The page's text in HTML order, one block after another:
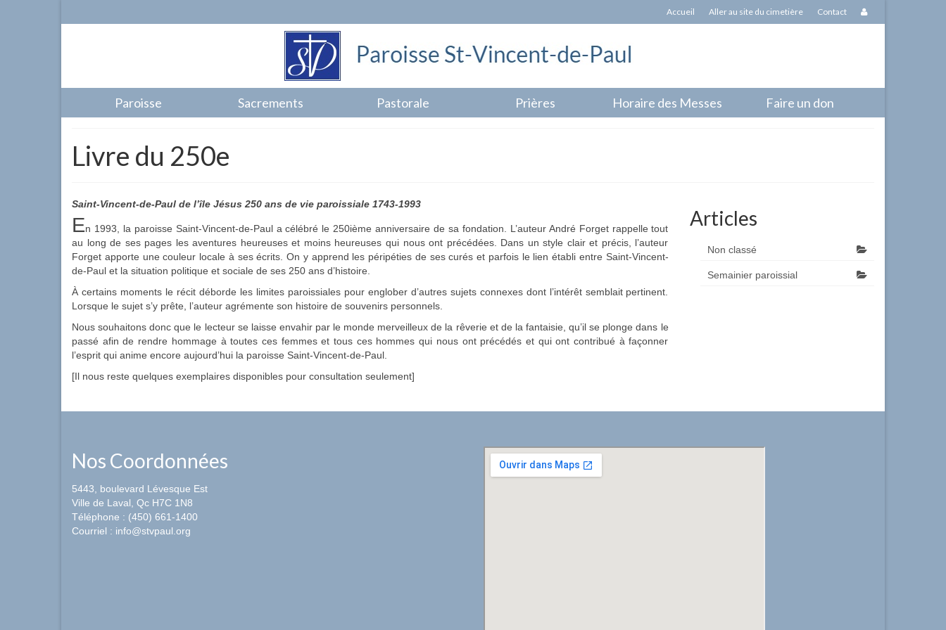
Accueil Aller au site du cimetière Contact
Paroisse Sacrements Pastorale Prières Horaire des Messes Faire un don
Livre du 250e
Saint-Vincent-de-Paul de l’île Jésus 250 ans de vie paroissiale 1743-1993
En 1993, la paroisse Saint-Vincent-de-Paul a célébré le 250ième anniversaire de sa fondation. L’auteur André Forget rappelle tout
au long de ses pages les aventures heureuses et moins heureuses qui nous ont précédées. Dans un style clair et précis, l’auteur
Forget apporte une couleur locale à ses écrits. On y apprend les péripéties de ses curés et parfois le lien établi entre Saint-Vincent-
de-Paul et la situation politique et sociale de ses 250 ans d’histoire.
À certains moments le récit déborde les limites paroissiales pour englober d’autres sujets connexes dont l’intérêt semblait pertinent.
Lorsque le sujet s’y prête, l’auteur agrémente son histoire de souvenirs personnels.
Nous souhaitons donc que le lecteur se laisse envahir par le monde merveilleux de la rêverie et de la fantaisie, qu’il se plonge dans le
passé afin de rendre hommage à toutes ces femmes et tous ces hommes qui nous ont précédés et qui ont contribué à façonner
l’esprit qui anime encore aujourd’hui la paroisse Saint-Vincent-de-Paul.
[Il nous reste quelques exemplaires disponibles pour consultation seulement]
Articles
Non classé
Semainier paroissial
Nos Coordonnées
5443, boulevard Lévesque Est
Ville de Laval, Qc H7C 1N8
Téléphone : (450) 661-1400
Courriel : info@stvpaul.org